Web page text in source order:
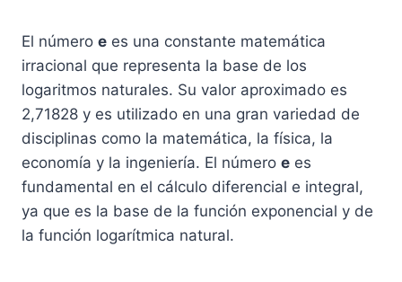
El número e es una constante matemática
irracional que representa la base de los
logaritmos naturales. Su valor aproximado es
2,71828 y es utilizado en una gran variedad de
disciplinas como la matemática, la física, la
economía y la ingeniería. El número e es
fundamental en el cálculo diferencial e integral,
ya que es la base de la función exponencial y de
la función logarítmica natural.